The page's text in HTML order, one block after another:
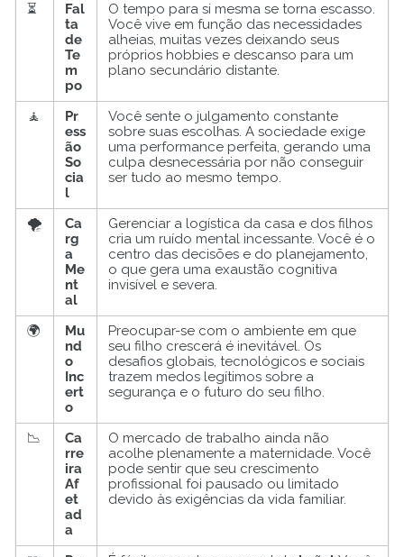
⏳
Fal
ta
de
Te
m
po
O tempo para si mesma se torna escasso.
Você vive em função das necessidades
alheias, muitas vezes deixando seus
próprios hobbies e descanso para um
plano secundário distante.
🧘
Pr
ess
ão
So
cia
l
Você sente o julgamento constante
sobre suas escolhas. A sociedade exige
uma performance perfeita, gerando uma
culpa desnecessária por não conseguir
ser tudo ao mesmo tempo.
🌪️
Ca
rg
a
Me
nt
al
Gerenciar a logística da casa e dos filhos
cria um ruído mental incessante. Você é o
centro das decisões e do planejamento,
o que gera uma exaustão cognitiva
invisível e severa.
🌍
Mu
nd
o
Inc
ert
o
Preocupar-se com o ambiente em que
seu filho crescerá é inevitável. Os
desafios globais, tecnológicos e sociais
trazem medos legítimos sobre a
segurança e o futuro do seu filho.
📉
Ca
rre
ira
Af
et
ad
a
O mercado de trabalho ainda não
acolhe plenamente a maternidade. Você
pode sentir que seu crescimento
profissional foi pausado ou limitado
devido às exigências da vida familiar.